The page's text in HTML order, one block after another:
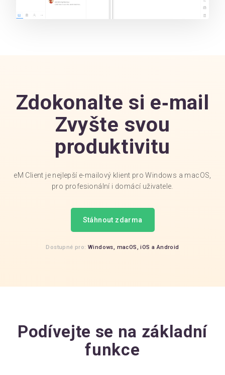
Zdokonalte si e‑mail
Zvyšte svou
produktivitu
eM Client je nejlepší e-mailový klient pro Windows a macOS,
pro profesionální i domácí uživatele.
Stáhnout zdarma
Dostupné pro: Windows, macOS, iOS a Android
Podívejte se na základní
funkce